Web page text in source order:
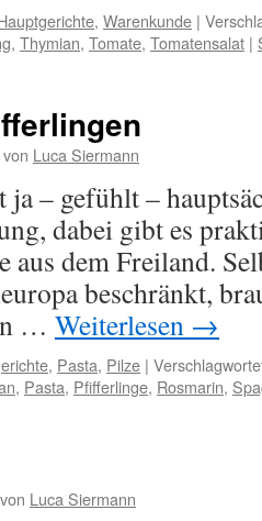
, Warenkunde |
, Thymian, Tomate, Tomatensalat |
von Luca Siermann
ja – gefühlt –
dabei gibt es
aus dem Freiland.
beschränkt,
… Weiterlesen →
, Pasta, Pilze |
, Pasta, Pfifferlinge, Rosmarin,
von Luca Siermann